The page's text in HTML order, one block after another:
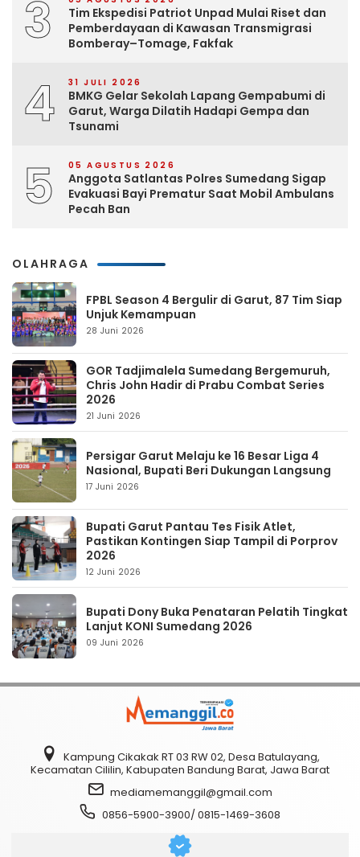
3
Tim Ekspedisi Patriot Unpad Mulai Riset dan
Pemberdayaan di Kawasan Transmigrasi
Bomberay–Tomage, Fakfak
4 31 JULI 2026
BMKG Gelar Sekolah Lapang Gempabumi di
Garut, Warga Dilatih Hadapi Gempa dan
Tsunami
5 05 AGUSTUS 2026
Anggota Satlantas Polres Sumedang Sigap
Evakuasi Bayi Prematur Saat Mobil Ambulans
Pecah Ban
OLAHRAGA
FPBL Season 4 Bergulir di Garut, 87 Tim Siap
Unjuk Kemampuan
28 Juni 2026
GOR Tadjimalela Sumedang Bergemuruh,
Chris John Hadir di Prabu Combat Series
2026
21 Juni 2026
Persigar Garut Melaju ke 16 Besar Liga 4
Nasional, Bupati Beri Dukungan Langsung
17 Juni 2026
Bupati Garut Pantau Tes Fisik Atlet,
Pastikan Kontingen Siap Tampil di Porprov
2026
12 Juni 2026
Bupati Dony Buka Penataran Pelatih Tingkat
Lanjut KONI Sumedang 2026
09 Juni 2026
Kampung Cikakak RT 03 RW 02, Desa Batulayang,
Kecamatan Cililin, Kabupaten Bandung Barat, Jawa Barat
mediamemanggil@gmail.com
0856-5900-3900/ 0815-1469-3608